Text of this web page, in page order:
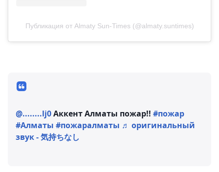
Публикация от Almaty Sun-Times (@almaty.suntimes)
@........lj0Аккент Алматы пожар!! #пожар
#Алматы #пожаралматы ♬ оригинальный
звук - 気持ちなし